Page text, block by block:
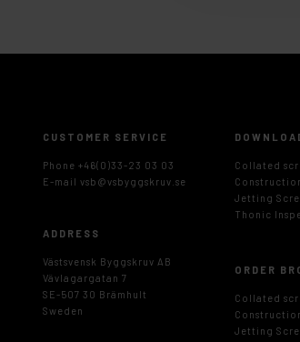
CUSTOMER SERVICE
Phone +46(0)33-23 03 03
E-mail vsb@vsbyggskruv.se
Collated
Jetting
Thonic
ADDRESS
Västsvensk Byggskruv AB
Vävlagargatan 7
SE-507 30 Brämhult
Sweden
ORDER
Collated
Jetting